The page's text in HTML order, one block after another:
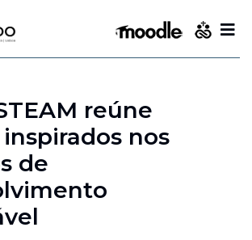
reúne
nos
de